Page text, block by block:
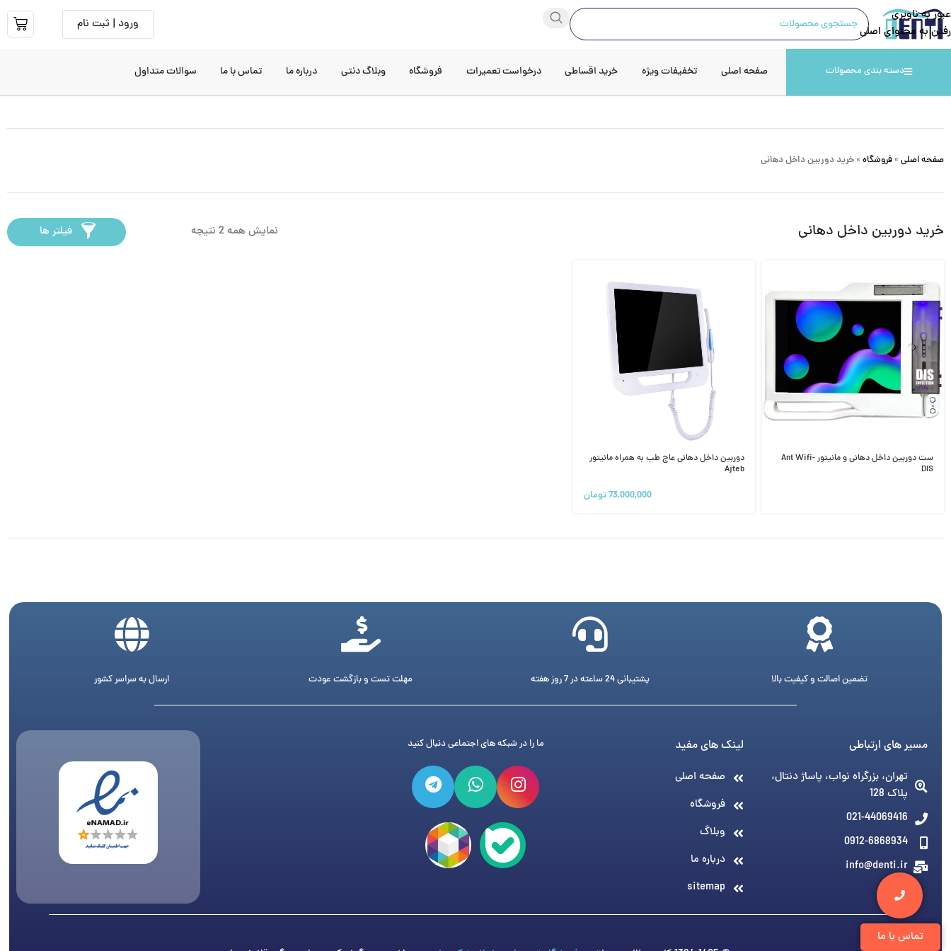
عبور به ناوبری
رفتن به محتوای اصلی
ورود | ثبت نام
دسته بندی محصولات صفحه اصلی تخفیفات ویژه خرید اقساطی درخواست تعمیرات فروشگاه وبلاگ دنتی درباره ما تماس با ما سوالات متداول
صفحه اصلی » فروشگاه » خرید دوربین داخل دهانی
خرید دوربین داخل دهانی نمایش همه 2 نتیجه فیلتر ها
ست دوربین داخل دهانی و مانیتور Ant Wifi-
DIS
دوربین داخل دهانی عاج طب به همراه مانیتور
Ajteb
73,000,000تومان
تماس با ما
تضمین اصالت و کیفیت بالا پشتیبانی 24 ساعته در 7 روز هفته مهلت تست و بازگشت عودت ارسال به سراسر کشور
مسیر های ارتباطی
تهران، بزرگراه نواب، پاساژ دنتال،
پلاک 128
021-44069416
0912-6868934
info@denti.ir
لینک های مفید
صفحه اصلی
فروشگاه
وبلاگ
درباره ما
sitemap
ما را در شبکه های اجتماعی دنبال کنید